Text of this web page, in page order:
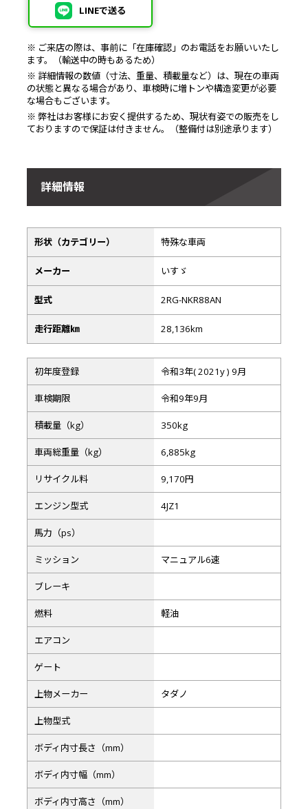
LINEで送る
※ ご来店の際は、事前に「在庫確認」のお電話をお願いいたし
ます。（輸送中の時もあるため）
※ 詳細情報の数値（寸法、重量、積載量など）は、現在の車両
の状態と異なる場合があり、車検時に増トンや構造変更が必要
な場合もございます。
※ 弊社はお客様にお安く提供するため、現状有姿での販売をし
ておりますので保証は付きません。（整備付は別途承ります）
詳細情報
形状（カテゴリー） 特殊な車両
メーカー いすゞ
型式 2RG-NKR88AN
走行距離㎞ 28,136km
初年度登録 令和3年( 2021y ) 9月
車検期限 令和9年9月
積載量（kg） 350kg
車両総重量（kg） 6,885kg
リサイクル料 9,170円
エンジン型式 4JZ1
馬力（ps）
ミッション マニュアル6速
ブレーキ
燃料 軽油
エアコン
ゲート
上物メーカー タダノ
上物型式
ボディ内寸長さ（mm）
ボディ内寸幅（mm）
ボディ内寸高さ（mm）